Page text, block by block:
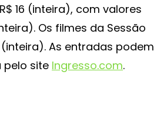
16 (inteira), com valores
Os filmes da Sessão
As entradas podem
pelo site Ingresso.com.